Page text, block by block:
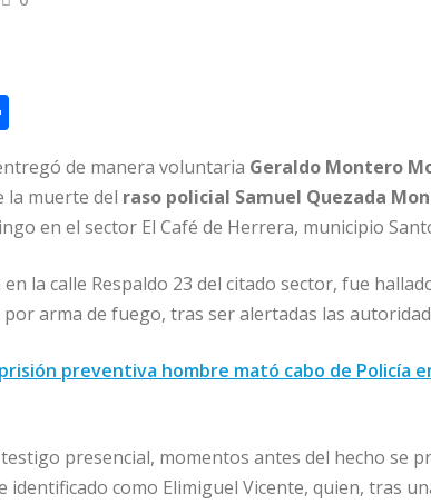
m
p
ar
ti
r
de manera voluntaria Geraldo Montero
la muerte del raso policial Samuel Quezada
en el sector El Café de Herrera, municipio
la calle Respaldo 23 del citado sector, fue
arma de fuego, tras ser alertadas las
preventiva hombre mató cabo de Policía
presencial, momentos antes del hecho se
como Elimiguel Vicente, quien, tras